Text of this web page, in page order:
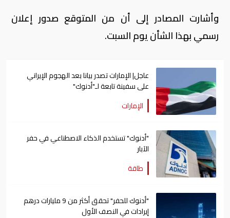
وأشارت المصادر إلى أن من المتوقع صدور إعلان
رسمي بهذا الشأن يوم السبت.
عاجل| الإمارات تصدر بيانا بعد الهجوم الإيراني
على سفينة تابعة لـ"أدنوك"
الإمارات
"أدنوك" تستخدم الذكاء الاصطناعي في حفر
الآبار
طاقة
"أدنوك للحفر" تحقق أكثر من 9 مليارات درهم
إيرادات في النصف الأول